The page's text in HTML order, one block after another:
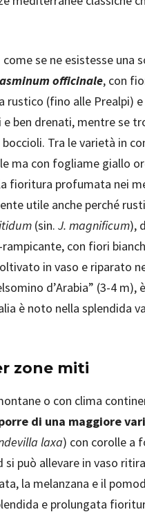
come se ne esistesse
officinale, con
rustico (fino alle Prealpi)
e ben drenati, mentre se
Tra le varietà in
ma con fogliame giallo
fioritura profumata nei
utile anche perché
(sin. J. magnificum),
con fiori
in vaso e riparato
d’Arabia” (3-4
è noto nella splendida
zone miti
o con clima
di una maggiore
laxa) con corolle a
può allevare in vaso
la melanzana e il
e prolungata